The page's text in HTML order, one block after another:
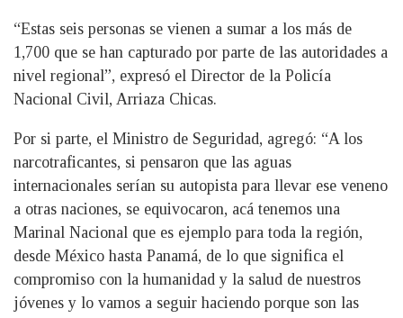
“Estas seis personas se vienen a sumar a los más de
1,700 que se han capturado por parte de las autoridades a
nivel regional”, expresó el Director de la Policía
Nacional Civil, Arriaza Chicas.
Por si parte, el Ministro de Seguridad, agregó: “A los
narcotraficantes, si pensaron que las aguas
internacionales serían su autopista para llevar ese veneno
a otras naciones, se equivocaron, acá tenemos una
Marinal Nacional que es ejemplo para toda la región,
desde México hasta Panamá, de lo que significa el
compromiso con la humanidad y la salud de nuestros
jóvenes y lo vamos a seguir haciendo porque son las